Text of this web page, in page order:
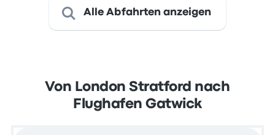
Alle Abfahrten anzeigen
Von London Stratford nach
Flughafen Gatwick